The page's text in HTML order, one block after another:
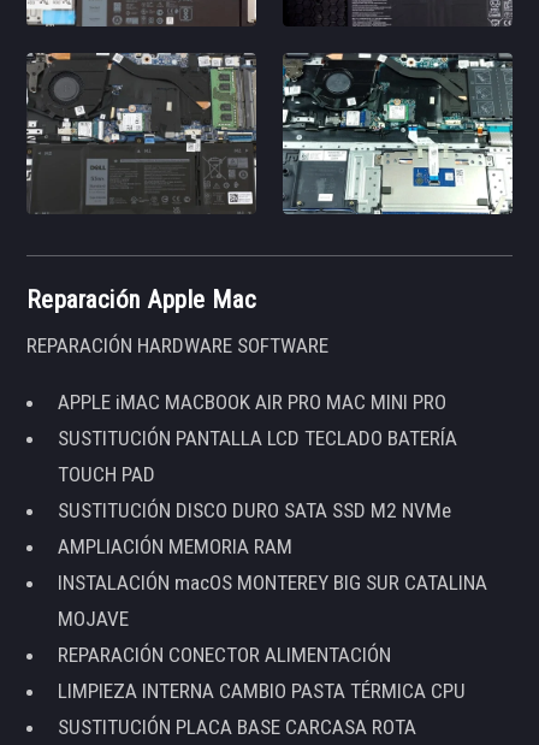
Reparación Apple Mac
REPARACIÓN HARDWARE SOFTWARE
APPLE iMAC MACBOOK AIR PRO MAC MINI PRO
SUSTITUCIÓN PANTALLA LCD TECLADO BATERÍA
TOUCH PAD
SUSTITUCIÓN DISCO DURO SATA SSD M2 NVMe
AMPLIACIÓN MEMORIA RAM
INSTALACIÓN macOS MONTEREY BIG SUR CATALINA
MOJAVE
REPARACIÓN CONECTOR ALIMENTACIÓN
LIMPIEZA INTERNA CAMBIO PASTA TÉRMICA CPU
SUSTITUCIÓN PLACA BASE CARCASA ROTA